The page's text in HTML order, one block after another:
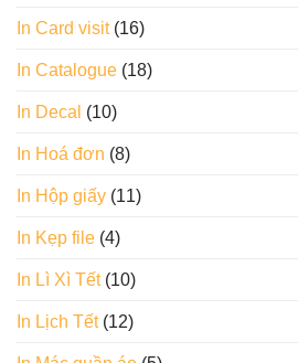
In Card visit(16)
In Catalogue (18)
In Decal (10)
In Hoá đơn (8)
In Hộp giấy (11)
In Kẹp file (4)
In Lì Xì Tết(10)
In Lịch Tết(12)